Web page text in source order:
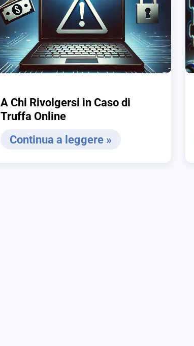
A Chi Rivolgersi in Caso di
Truffa Online
Continua a leggere »